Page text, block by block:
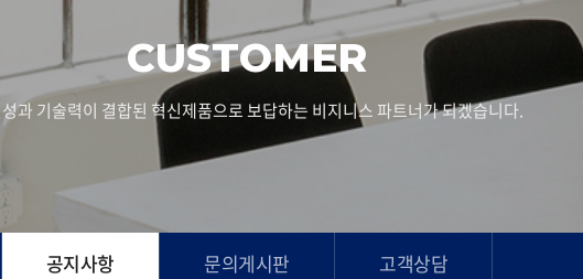
CUSTOMER
과 기술력이 결합된 혁신제품으로 보답하는 비지니스 파트너가 되겠습니다.
공지사항 문의게시판 고객상담